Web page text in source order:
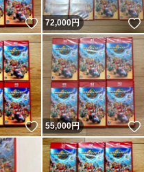
いいね！
72,000円
いいね！
55,000円